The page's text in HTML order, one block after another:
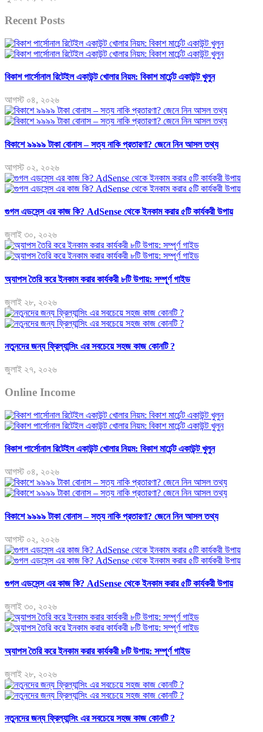
Recent Posts
বিকাশ পার্সোনাল রিটেইল একাউন্ট খোলার নিয়ম: বিকাশ মার্চেন্ট একাউন্ট খুলুন
আগস্ট ০৪, ২০২৬
বিকাশে ৯৯৯৯ টাকা বোনাস – সত্য নাকি প্রতারণা? জেনে নিন আসল তথ্য
আগস্ট ০২, ২০২৬
গুগল এডসেন্স এর কাজ কি? AdSense থেকে ইনকাম করার ৫টি কার্যকরী উপায়
জুলাই ৩০, ২০২৬
অ্যাপস তৈরি করে ইনকাম করার কার্যকরী ৮টি উপায়: সম্পূর্ণ গাইড
জুলাই ২৮, ২০২৬
নতুনদের জন্য ফ্রিল্যান্সিং এর সবচেয়ে সহজ কাজ কোনটি ?
জুলাই ২৭, ২০২৬
Online Income
বিকাশ পার্সোনাল রিটেইল একাউন্ট খোলার নিয়ম: বিকাশ মার্চেন্ট একাউন্ট খুলুন
আগস্ট ০৪, ২০২৬
বিকাশে ৯৯৯৯ টাকা বোনাস – সত্য নাকি প্রতারণা? জেনে নিন আসল তথ্য
আগস্ট ০২, ২০২৬
গুগল এডসেন্স এর কাজ কি? AdSense থেকে ইনকাম করার ৫টি কার্যকরী উপায়
জুলাই ৩০, ২০২৬
অ্যাপস তৈরি করে ইনকাম করার কার্যকরী ৮টি উপায়: সম্পূর্ণ গাইড
জুলাই ২৮, ২০২৬
নতুনদের জন্য ফ্রিল্যান্সিং এর সবচেয়ে সহজ কাজ কোনটি ?